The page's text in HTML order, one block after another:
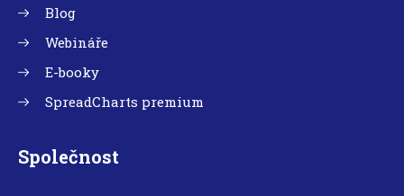
Blog
Webináře
E-booky
SpreadCharts premium
Společnost